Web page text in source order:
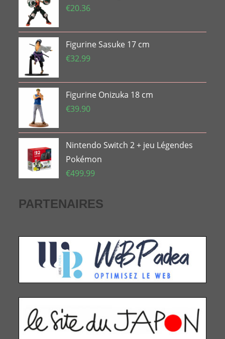
€20.36
Figurine Sasuke 17 cm
€32.99
Figurine Onizuka 18 cm
€39.90
Nintendo Switch 2 + jeu Légendes
Pokémon
€499.99
PARTENAIRES